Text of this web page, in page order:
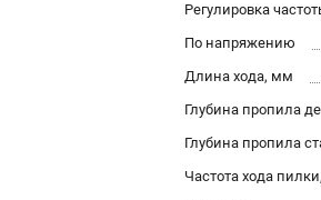
Регулировка
По напряжению
Длина хода, мм
Глубина пропила
Глубина пропила
Частота хода